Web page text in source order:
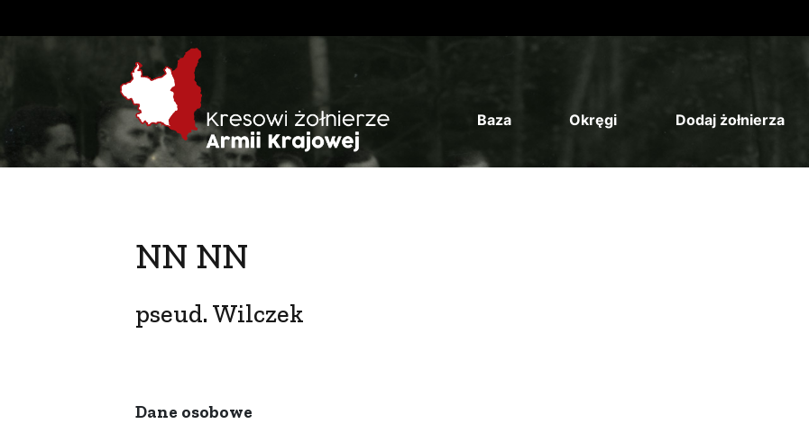
Baza Okręgi Dodaj żołnierza
NN NN
pseud. Wilczek
Dane osobowe